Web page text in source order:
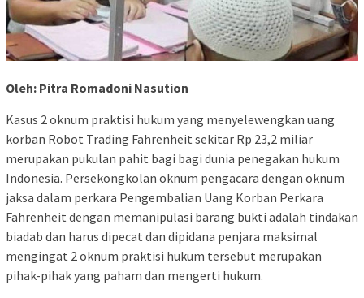
Oleh: Pitra Romadoni Nasution
Kasus 2 oknum praktisi hukum yang menyelewengkan uang
korban Robot Trading Fahrenheit sekitar Rp 23,2 miliar
merupakan pukulan pahit bagi bagi dunia penegakan hukum
Indonesia. Persekongkolan oknum pengacara dengan oknum
jaksa dalam perkara Pengembalian Uang Korban Perkara
Fahrenheit dengan memanipulasi barang bukti adalah tindakan
biadab dan harus dipecat dan dipidana penjara maksimal
mengingat 2 oknum praktisi hukum tersebut merupakan
pihak-pihak yang paham dan mengerti hukum.